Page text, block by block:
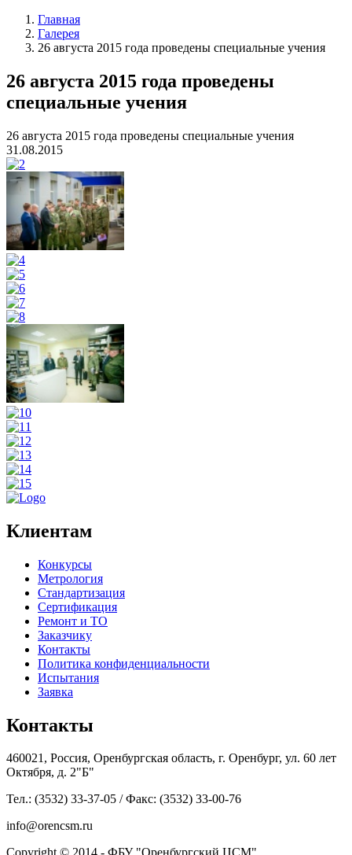
Главная
Галерея
26 августа 2015 года проведены специальные учения
26 августа 2015 года проведены
специальные учения
26 августа 2015 года проведены специальные учения
31.08.2015
Клиентам
Конкурсы
Метрология
Стандартизация
Сертификация
Ремонт и ТО
Заказчику
Контакты
Политика конфиденциальности
Испытания
Заявка
Контакты
460021, Россия, Оренбургская область, г. Оренбург, ул. 60 лет
Октября, д. 2"Б"
Тел.: (3532) 33-37-05 / Факс: (3532) 33-00-76
info@orencsm.ru